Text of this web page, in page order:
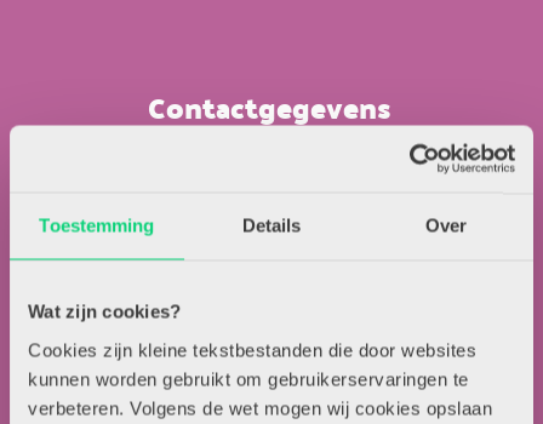
Toestemming Details Over
Wat zijn cookies?
Cookies zijn kleine tekstbestanden die door websites
kunnen worden gebruikt om gebruikerservaringen te
verbeteren. Volgens de wet mogen wij cookies opslaan
Over HJK
Contactgegevens
Locomotiefboulevard 101
5041 SE Tilburg